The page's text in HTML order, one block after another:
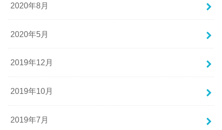
2020年8月
2020年5月
2019年12月
2019年10月
2019年7月